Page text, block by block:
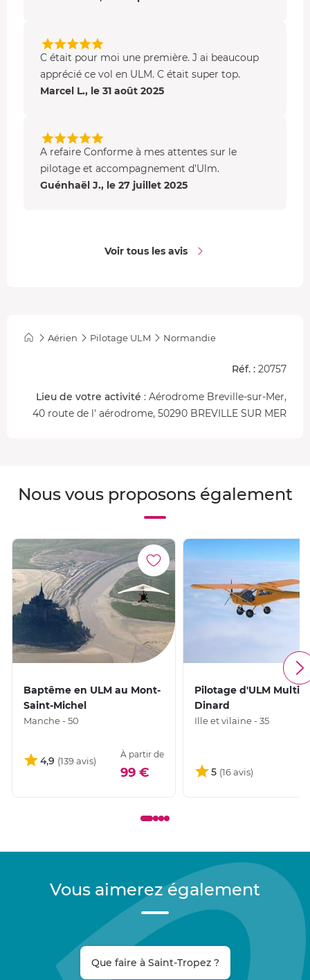
avec le multiaxe est que
le cockpit est fermé par une
ce qui offre un confort maximal
son passager.
C était pour moi une première. J ai beaucoup
apprécié ce vol en ULM. C était super top.
Marcel L., le 31 août 2025
A refaire Conforme à mes attentes sur le
pilotage et accompagnement d'Ulm.
Guénhaël J., le 27 juillet 2025
Voir tous les avis
Aérien Pilotage ULM Normandie
Réf. : 20757
Lieu de votre activité : Aérodrome Breville-sur-Mer,
40 route de l' aérodrome, 50290 BREVILLE SUR MER
Nous vous proposons également
Baptême en ULM au Mont-
Saint-Michel
Manche - 50
4,9
À partir de
99 €
Pilotage d'ULM
Dinard
Ille et vilaine - 35
5
Vous aimerez également
Que faire à Saint-Tropez ?